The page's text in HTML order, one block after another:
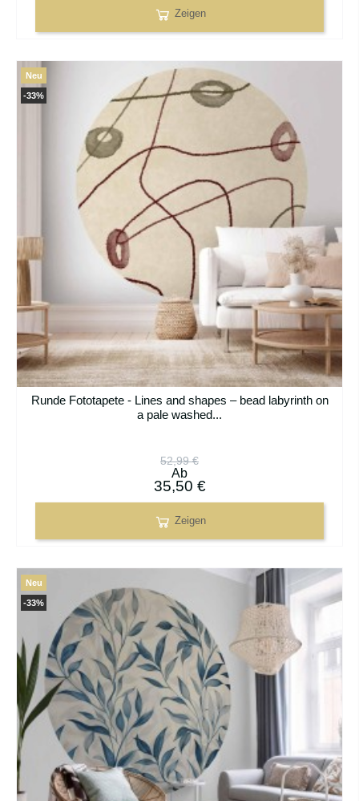
Zeigen
Runde Fototapete - Lines and shapes – bead labyrinth on
a pale washed...
52,99 €
Ab
35,50 €
Zeigen
-33%
Neu
-33%
Neu